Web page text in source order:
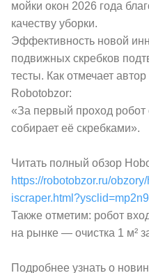
мойки окон 2026 года
качеству уборки.
Эффективность новой
подвижных скребков
тесты. Как отмечает
Robotobzor:
«За первый проход робот
собирает её скребками».
Читать полный обзор
https://robotobzor.ru/
Также отметим: робот
на рынке — очистка 1 м²
Подробнее узнать о